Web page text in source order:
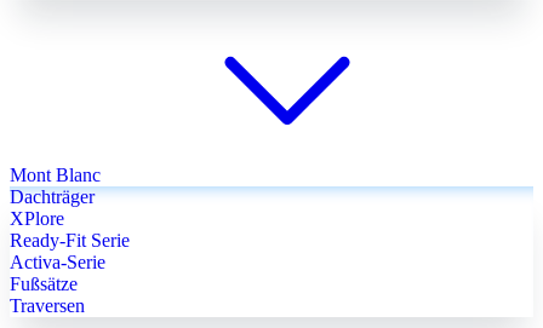
Mont Blanc
Dachträger
XPlore
Ready-Fit Serie
Activa-Serie
Fußsätze
Traversen